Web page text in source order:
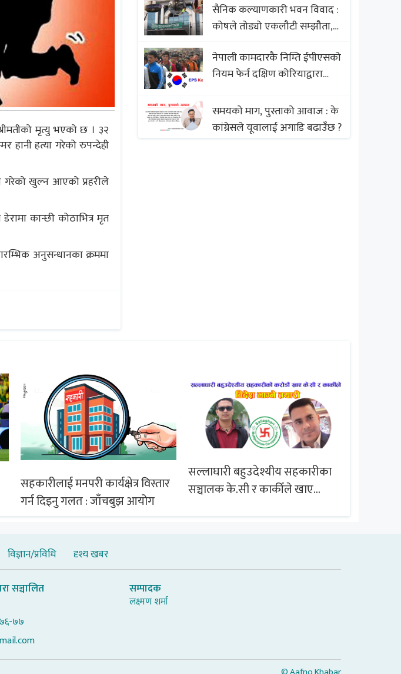
मृत्यु भएको छ । ३२
हानी हत्या गरेको रुपन्देही
गरेको खुल्न आएको प्रहरीले
कान्छी कोठाभित्र मृत
अनुसन्धानका क्रममा
सैनिक कल्याणकारी भवन विवाद :
कोषले तोड्यो एकलौटी सम्झौता,
बिखलबन्दमा (भिडियो)
नेपाली कामदारकै निम्ति ईपीएसको
नियम फेर्न दक्षिण कोरियाद्वारा
समयको माग, पुस्ताको आवाज : के
कांग्रेसले यूवालाई अगाडि बढाउँछ ?
सहकारीलाई मनपरी कार्यक्षेत्र विस्तार
गर्न दिइनु गलत : जाँचबुझ आयोग
सल्लाघारी बहुउदेश्यीय सहकारीका
सञ्चालक के.सी र कार्कीले खाए
विज्ञान/प्रविधि दृश्य खबर
सञ्चालित
७७
सम्पादक
लक्ष्मण शर्मा